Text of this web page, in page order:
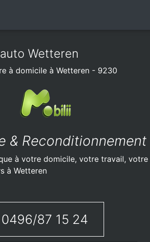
Wetteren
à domicile à Wetteren - 9230
& Reconditionnement
à votre domicile, votre travail, votre
à Wetteren
0496/87 15 24